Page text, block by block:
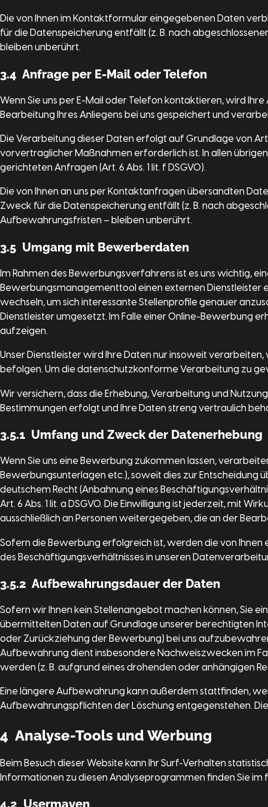
Die von Ihnen im Kontaktformular eingegebenen Daten
für die Datenspeicherung entfällt (z. B. nach
bleiben unberührt.
3.4 Anfrage per E-Mail oder Telefon
Wenn Sie uns per E-Mail oder Telefon kontaktieren, wird
Bearbeitung Ihres Anliegens bei uns gespeichert und
Die Verarbeitung dieser Daten erfolgt auf Grundlage von
vorvertraglicher Maßnahmen erforderlich ist. In allen
gerichteten Anfragen (Art. 6 Abs. 1 lit. f DSGVO).
Die von Ihnen an uns per Kontaktanfragen übersandten
Zweck für die Datenspeicherung entfällt (z. B. nach
Aufbewahrungsfristen – bleiben unberührt.
3.5 Umgang mit Bewerberdaten
Im Rahmen des Bewerbungsverfahrens ist es uns wichtig,
Bewerbungsmanagementtool einen externen Dienstleister
wechseln, um sich interessante Stellenprofile genauer
Dienstleister umgesetzt. Im Falle einer Online-Bewerbung
aufzeigen.
Unser Dienstleister wird Ihre Daten nur insoweit
befolgen. Um die datenschutzkonforme Verarbeitung zu
Wir versichern, dass die Erhebung, Verarbeitung und
Bestimmungen erfolgt und Ihre Daten streng vertraulich
3.5.1 Umfang und Zweck der Datenerhebung
Wenn Sie uns eine Bewerbung zukommen lassen,
Bewerbungsunterlagen etc.), soweit dies zur Entscheidung
deutschem Recht (Anbahnung eines
Art. 6 Abs. 1 lit. a DSGVO. Die Einwilligung ist jederzeit, mit
ausschließlich an Personen weitergegeben, die an der
Sofern die Bewerbung erfolgreich ist, werden die von Ihnen
des Beschäftigungsverhältnisses in unseren
3.5.2 Aufbewahrungsdauer der Daten
Sofern wir Ihnen kein Stellenangebot machen können, Sie
übermittelten Daten auf Grundlage unserer berechtigten
oder Zurückziehung der Bewerbung) bei uns
Aufbewahrung dient insbesondere Nachweiszwecken im
werden (z. B. aufgrund eines drohenden oder anhängigen
Eine längere Aufbewahrung kann außerdem stattfinden,
Aufbewahrungspflichten der Löschung entgegenstehen.
4 Analyse-Tools und Werbung
Beim Besuch dieser Website kann Ihr Surf-Verhalten
Informationen zu diesen Analyseprogrammen finden Sie im